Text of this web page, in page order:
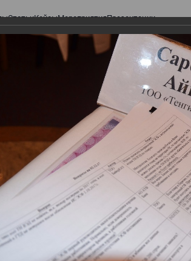
СтатьиКейсыМероприятияПрезентации
СКЛАД.
ВИРТУАЛЬНЫЙ